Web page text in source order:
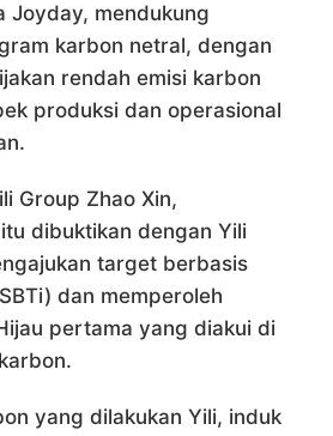
Joyday, mendukung
karbon netral, dengan
rendah emisi karbon
produksi dan operasional
Group Zhao Xin,
dibuktikan dengan Yili
target berbasis
dan memperoleh
pertama yang diakui di
yang dilakukan Yili, induk